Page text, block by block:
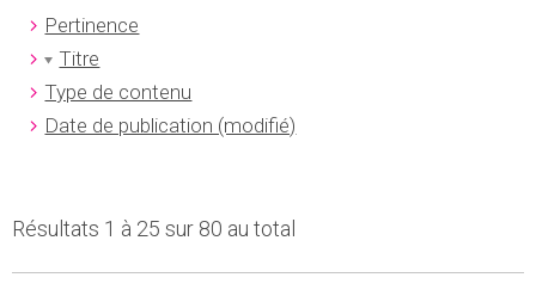
Pertinence
Titre
Type de contenu
Date de publication (modifié)
Résultats 1 à 25 sur 80 au total